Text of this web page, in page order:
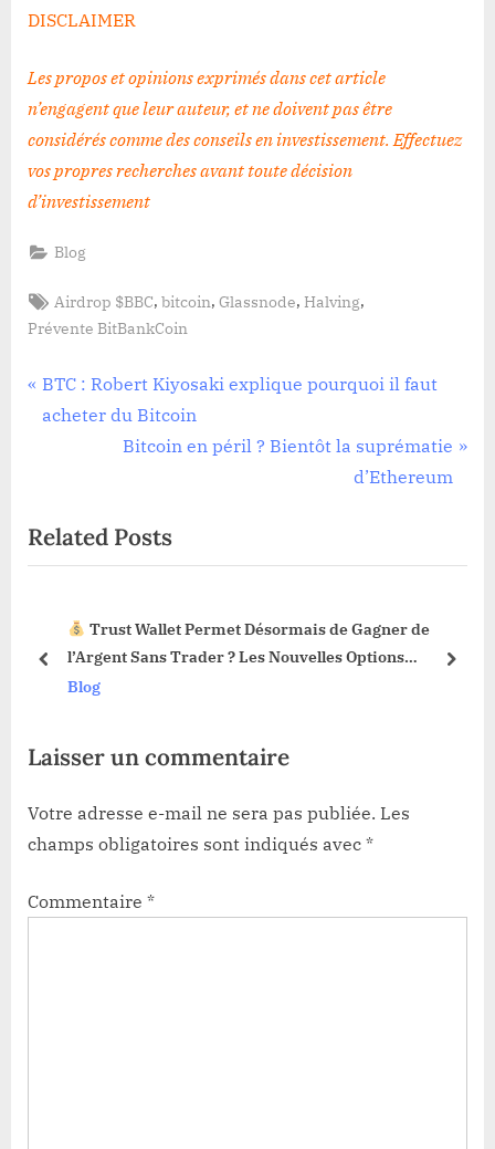
DISCLAIMER
Les propos et opinions exprimés dans cet article
n’engagent que leur auteur, et ne doivent pas être
considérés comme des conseils en investissement. Effectuez
vos propres recherches avant toute décision
d’investissement
Blog
Tags:
Airdrop $BBC,bitcoin,Glassnode,Halving,
Prévente BitBankCoin
Navigation
P
r
o
u
o
:
BTC : Robert Kiyosaki explique pourquoi il faut
acheter du Bitcoin
N
t
P
s
t
Bitcoin en péril ? Bientôt la suprématie
d’Ethereum
Related Posts
Trust Wallet Permet Désormais de Gagner de
l’Argent Sans Trader ? Les Nouvelles Options
Dévoilées !
Blog
prev next
Laisser un commentaire
Votre adresse e-mail ne sera pas publiée. Les
champs obligatoires sont indiqués avec *
Commentaire *